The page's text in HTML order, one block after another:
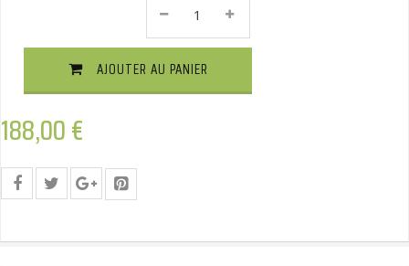
ARAGON
Attelage
Standard
Quantité
AJOUTER AU PANIER
188,00€